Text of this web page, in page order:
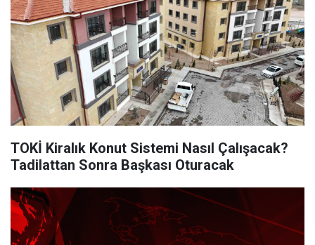
TOKİ Kiralık Konut Sistemi Nasıl Çalışacak?
Tadilattan Sonra Başkası Oturacak